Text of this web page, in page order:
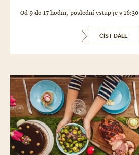
Od 9 do 17 hodin, poslední vstup je v 16:30
ČÍST DÁLE